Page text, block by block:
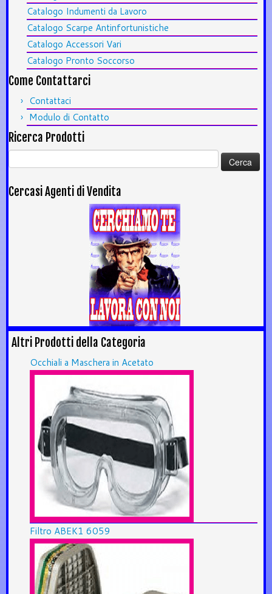
Catalogo Indumenti da Lavoro
Catalogo Scarpe Antinfortunistiche
Catalogo Accessori Vari
Catalogo Pronto Soccorso
Come Contattarci
Contattaci
Modulo di Contatto
Ricerca Prodotti
Ricerca
per:
Cercasi Agenti di Vendita
Altri Prodotti della Categoria
Occhiali a Maschera in Acetato
Filtro ABEK1 6059